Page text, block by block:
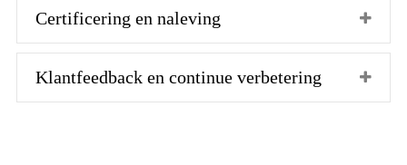
Certificering en naleving
Klantfeedback en continue verbetering